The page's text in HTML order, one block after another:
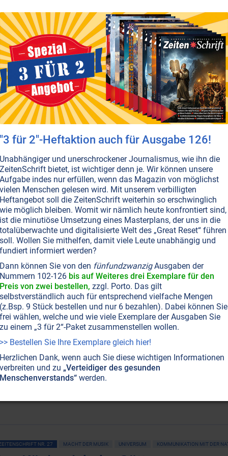
ZEITENSCHRIFT NR. 66 MACHT DER MUSIK KOMMUNIKATION MIT DER NATUR
Von klingenden Quallen und
Wasser und Musik haben eine viel engere Verbindung, als
Quallen musikalisch sind und was die singenden Wale für
ATEM • PRANHA • AURA MACHT DER MUSIK
Nada Brahma: Der Mensch ist Klang
Unser Wesen offenbart sich durch die Stimme. Man hört
sind. Die richtigen Töne halten uns im seelischen
einem kosmischen Musikinstrument.Weiterlesen...
ZEITENSCHRIFT NR. 57 ATEM • PRANHA • AURA MACHT DER MUSIK MUSIK
System37: Immer in "Stimmung" sein!
Unser Wesen drückt sich, wie wir im vorangegangenen
Stimme aus. Obwohl sie in ihrer individuellen Ausprägung
einen Grundton gemäß den zwölf Halbtönen einer Oktave
Grundton bestimmen läßt, kann sich mit einer
NR. 27 MACHT DER MUSIK UNIVERSUM KOMMUNIKATION MIT DER
"3 für 2"-Heftaktion auch für Ausgabe 126!
Unabhängiger und unerschrockener Journalismus, wie ihn die
ZeitenSchrift bietet, ist wichtiger denn je. Wir können unsere
Aufgabe indes nur erfüllen, wenn das Magazin von möglichst
vielen Menschen gelesen wird. Mit unserem verbilligten
Heftangebot soll die ZeitenSchrift weiterhin so erschwinglich
wie möglich bleiben. Womit wir nämlich heute konfrontiert sind,
ist die minutiöse Umsetzung eines Masterplans, der uns in die
totalüberwachte und digitalisierte Welt des „Great Reset“ führen
soll. Wollen Sie mithelfen, damit viele Leute unabhängig und
fundiert informiert werden?
Dann können Sie von den fünfundzwanzigAusgaben der
Nummern 102-126 bis auf Weiteres drei Exemplare für den
Preis von zwei bestellen, zzgl. Porto. Das gilt
selbstverständlich auch für entsprechend vielfache Mengen
(z.Bsp. 9 Stück bestellen und nur 6 bezahlen). Dabei können Sie
frei wählen, welche und wie viele Exemplare der Ausgaben Sie
zu einem „3 für 2“-Paket zusammenstellen wollen.
>> Bestellen Sie Ihre Exemplare gleich hier!
Herzlichen Dank, wenn auch Sie diese wichtigen Informationen
verbreiten und zu „Verteidiger des gesunden
Menschenverstands“werden.